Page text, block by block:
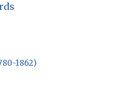
1862)